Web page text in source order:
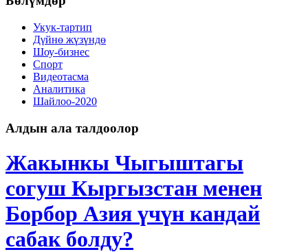
Укук-тартип
Дγйнө жүзүндө
Шоу-бизнес
Спорт
Видеотасма
Аналитика
Шайлоо-2020
Алдын ала талдоолор
Жакынкы Чыгыштагы
согуш Кыргызстан менен
Борбор Азия үчүн кандай
сабак болду?